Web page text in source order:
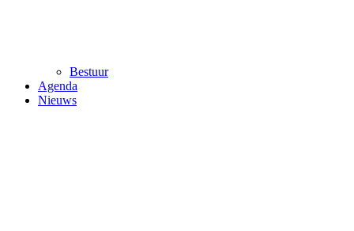
Bestuur
Agenda
Nieuws